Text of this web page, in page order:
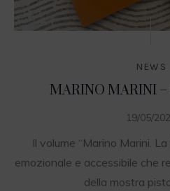
NEWS
MARINO MARINI
19/05/
Il volume “Marino Marini.
emozionale e accessibile che
della mostra